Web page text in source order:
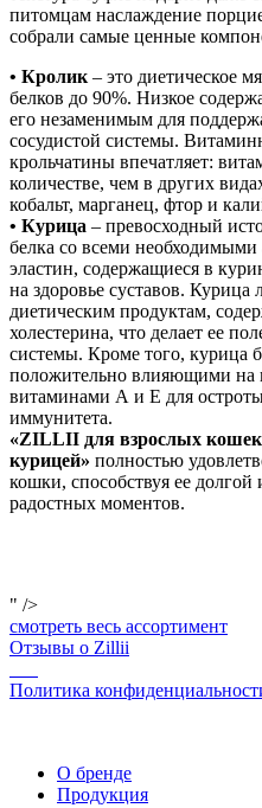
питомцам наслаждение
собрали самые ценные
• Кролик – это диетическое
белков до 90%. Низкое
его незаменимым для
сосудистой системы.
крольчатины впечатляет:
количестве, чем в других
кобальт, марганец, фтор и
• Курица – превосходный
белка со всеми
эластин, содержащиеся в
на здоровье суставов. Курица
диетическим продуктам,
холестерина, что делает ее
системы. Кроме того, курица
положительно влияющими на
витаминами А и Е для
иммунитета.
«ZILLII для взрослых кошек
курицей» полностью
кошки, способствуя ее
радостных моментов.
" />
смотреть весь ассортимент
Отзывы о Zillii
Политика
О бренде
Продукция